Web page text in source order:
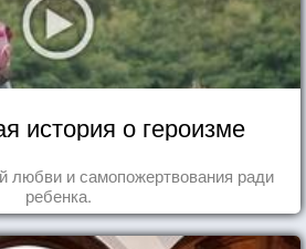
история о героизме
любви и самопожертвования ради
ребенка.